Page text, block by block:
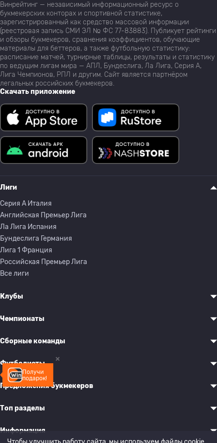
Получи
подарок!
Винрейтинг — независимый информационный ресурс о
букмекерских конторах и спортивной статистике,
зарегистрированный как средство массовой информации
(реестровая запись СМИ ЭЛ № ФС 77-83883). Публикует рейтинги
и обзоры букмекеров, сравнения коэффициентов, обучающие
материалы для беттеров, а также футбольную статистику:
расписание матчей, турнирные таблицы, результаты и статистику
по ведущим лигам мира — АПЛ, Бундеслига, Ла Лига, Серия А,
Лига Чемпионов, РПЛ и другим. Сайт является партнёром
легальных российских букмекеров.
Скачать приложение
Лиги
Серия A Италия
Английская Премьер Лига
Ла Лига Испания
Бундеслига Германия
Лига 1 Франция
Российская Премьер Лига
Все лиги
Клубы
Чемпионаты
Сборные команды
Футболисты
Предложения букмекеров
Топ разделы
Информация